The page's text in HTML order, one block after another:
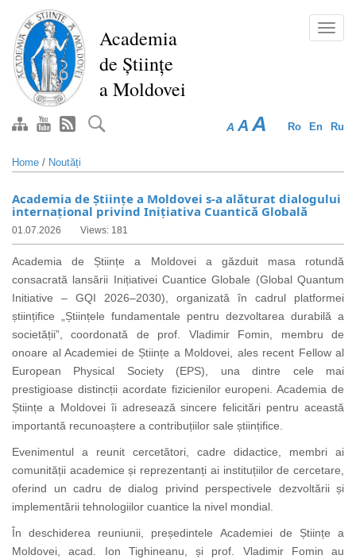
main
content
Academia
de Științe
a Moldovei
Ro En Ru
A A A
Home / Noutăți
Academia de Științe a Moldovei s-a alăturat dialogului
internațional privind Inițiativa Cuantică Globală
01.07.2026 Views: 181
Academia de Științe a Moldovei a găzduit masa rotundă
consacrată lansării Inițiativei Cuantice Globale (Global Quantum
Initiative – GQI 2026–2030), organizată în cadrul platformei
științifice „Științele fundamentale pentru dezvoltarea durabilă a
societății”, coordonată de prof. Vladimir Fomin, membru de
onoare al Academiei de Științe a Moldovei, ales recent Fellow al
European Physical Society (EPS), una dintre cele mai
prestigioase distincții acordate fizicienilor europeni. Academia de
Științe a Moldovei îi adresează sincere felicitări pentru această
importantă recunoaștere a contribuțiilor sale științifice.
Evenimentul a reunit cercetători, cadre didactice, membri ai
comunității academice și reprezentanți ai instituțiilor de cercetare,
oferind un cadru de dialog privind perspectivele dezvoltării și
implementării tehnologiilor cuantice la nivel mondial.
În deschiderea reuniunii, președintele Academiei de Științe a
Moldovei, acad. Ion Tighineanu, și prof. Vladimir Fomin au